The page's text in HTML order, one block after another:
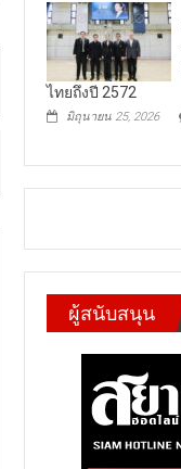
ไทยถึงปี 2572
มิถุนายน 25, 2026
ผู้สนับสนุน